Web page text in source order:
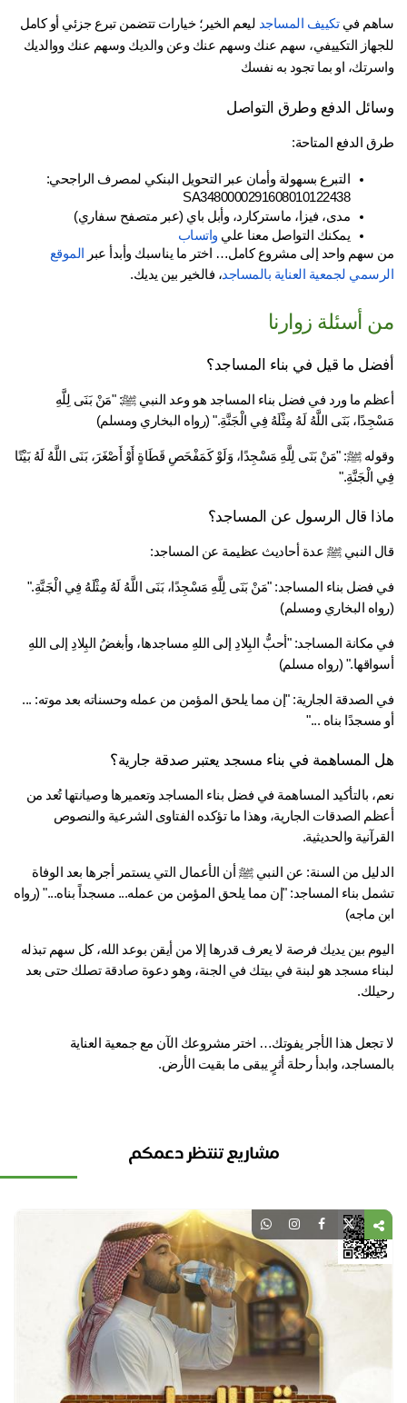
في تكييف المساجد
ليعم الخير؛ خيارات تتضمن تبرع جزئي أو كامل
للجهاز التكييفي، سهم عنك وسهم عنك وعن والديك وسهم عنك ووالديك
او بما تجود به نفسك
الدفع وطرق التواصل
الدفع المتاحة:
التبرع بسهولة وأمان عبر التحويل البنكي لمصرف الراجحي:
SA3480000291608010122438
مدى، فيزا، ماستركارد، وأبل باي (عبر متصفح سفاري)
يمكنك التواصل معنا علي واتساب
سهم واحد إلى مشروع كامل… اختر ما يناسبك وأبدأ عبر
الموقع
لجمعية العناية بالمساجد، فالخير بين يديك.
أسئلة زوارنا
ما قيل في بناء المساجد؟
بَنَى اللَّهُ لَهُ مِثْلَهُ فِي الْجَنَّةِ." (رواه البخاري ومسلم)
وقوله ﷺ: "مَنْ بَنَى لِلَّهِ مَسْجِدًا، وَلَوْ كَمَفْحَصِ قَطَاةٍ أَوْ أَصْغَرَ، بَنَى اللَّهُ لَهُ بَيْتًا
الْجَنَّةِ."
قال الرسول عن المساجد؟
النبي ﷺ عدة أحاديث عظيمة عن المساجد:
في فضل بناء المساجد: "مَنْ بَنَى لِلَّهِ مَسْجِدًا، بَنَى اللَّهُ لَهُ مِثْلَهُ فِي الْجَنَّةِ."
البخاري ومسلم)
في مكانة المساجد: "أحبُّ البِلادِ إلى اللهِ مساجدها، وأبغضُ البِلادِ إلى اللهِ
(رواه مسلم)
في الصدقة الجارية: "إن مما يلحق المؤمن من عمله وحسناته بعد موته: ...
مسجدًا بناه ..."
المساهمة في بناء مسجد يعتبر صدقة جارية؟
نعم، بالتأكيد المساهمة في فضل بناء المساجد وتعميرها وصيانتها تُعد من
أعظم الصدقات الجارية، وهذا ما تؤكده الفتاوى الشرعية والنصوص
والحديثية.
الدليل من السنة: عن النبي ﷺ أن الأعمال التي يستمر أجرها بعد الوفاة
تشمل بناء المساجد: "إن مما يلحق المؤمن من عمله... مسجداً بناه..." (رواه
ماجه)
اليوم بين يديك فرصة لا يعرف قدرها إلا من أيقن بوعد الله، كل سهم تبذله
لبناء مسجد هو لبنة في بيتك في الجنة، وهو دعوة صادقة تصلك حتى بعد
لا تجعل هذا الأجر يفوتك… اختر مشروعك الآن مع جمعية العناية
وابدأ رحلة أثرٍ يبقى ما بقيت الأرض.
مشاريع تنتظر دعمكم